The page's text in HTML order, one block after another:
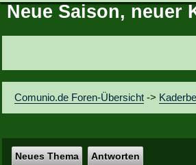
Hot News
Vereinsfragen
Vereine
Neue Saison, neuer
Comunio.de Foren-Übersicht ->
Neues Thema Antworten